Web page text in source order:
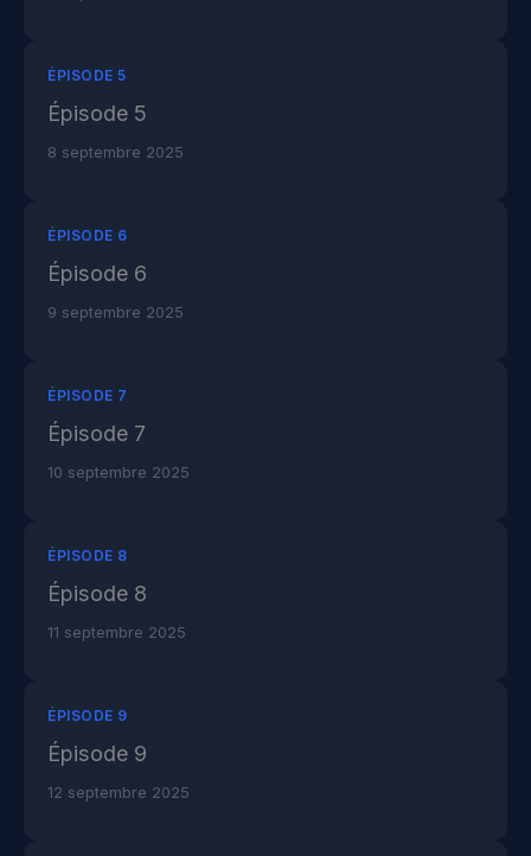
ÉPISODE 5
Épisode 5
8 septembre 2025
ÉPISODE 6
Épisode 6
9 septembre 2025
ÉPISODE 7
Épisode 7
10 septembre 2025
ÉPISODE 8
Épisode 8
11 septembre 2025
ÉPISODE 9
Épisode 9
12 septembre 2025